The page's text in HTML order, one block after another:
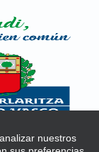
nuestros